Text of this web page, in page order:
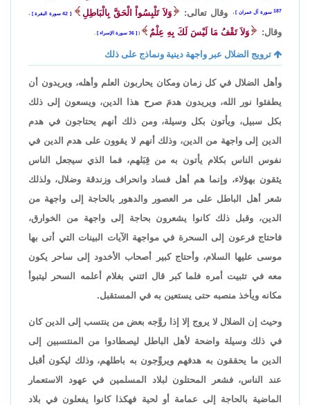
187 سورة آل عمران ، وقال تعالى: وَلاَ تَلْبِسُواْ الْحَقَّ بِالْبَاطِلِ 42 سورة البقرة ،
وقال: وَلاَ تَقْفُ مَا لَيْسَ لَكَ بِهِ عِلْمٌ ( 36 سورة الإسراء
ترويج الضلال عبر واجهة دينية ونماذج على ذلك
وأهل الضلال في كل زمان ومكان يحاربون العلم وأهله، ويريدون أن
يطفئوا نور الله، ويريدون هدمَ صرح هذا الدين، ويسعون إلى ذلك
بكل سبيل، ويأتون بكل وسيلة، ومن ذلك أنهم يحتاجون في هدم
الدين إلى واجهة من الدين، وذلك أنهم لا يقوون على هدم الدين في
نفوس الناس بكلام يأتون به من قِبَلهم، فما الذي سيجعل الناس
يثقون بهؤلاء، وإنما هم أهل فساد وانحراف وزندقة وضلال، ولذلك
شعر أهل الباطل على مر العصور والدهور بالحاجة إلى واجهة من
الدين، وقبل ذلك كانوا يشعرون بحاجة إلى واجهة من الخوارق،
فاحتاج فرعون إلى السحرة في مواجهة الآيات البينات التي أتى بها
موسى عليها السلام، وأحتاج كبير أصحاب الأخدود إلى ساحر يكون
معه في تثبيت أمره فلما كبر قال ائتني بغلام أعلمه السحر ليتبوأ
مكانه ويأخذ منصبه حتى يستعين به في المستقبل.
وحيث إن الضلال لا يروج إلا إذا روَّجه بعض من ينتسب إلى الدين كان
في ذلك وسيلة واضحة لأهل الباطل ليصطادوا من المنتسبين إلى
الدين ما يحققون به هدفهم ويروِّجون به باطلهم، وذلك ليكون أقبل
عند الناس، فشعر المحتلون لبلاد المسلمين في عهود الاستعمار
الماضية بالحاجة إلى عمامة أو لحية فهكذا كانوا يفعلون في بلاد